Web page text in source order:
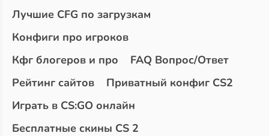
Лучшие CFG по загрузкам
Конфиги про игроков
Кфг блогеров и про
FAQ Вопрос/Ответ
Рейтинг сайтов
Приватный конфиг CS2
Играть в CS:GO онлайн
Бесплатные скины CS 2